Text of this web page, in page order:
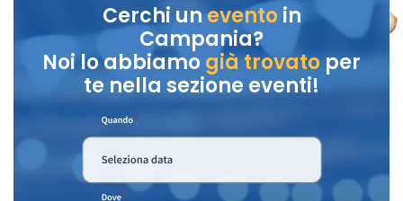
Cerchi unevento in
Campania?
Noi lo abbiamo già trovatoper
te nella sezione eventi!